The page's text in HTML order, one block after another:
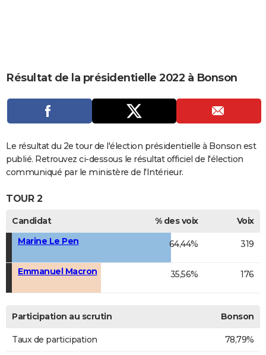
Carte de Noël
Carte Bonne année
Carte Saint-Valentin
Carte Pâques
Carte d'anniversaire
DICTIONNAIRE
COPAINS D'AVANT
Se connecter
Entreprises
Service militaire
Avis de recherche
Résultat de la présidentielle 2022 à Bonson
Le résultat du 2e tour de l'élection présidentielle à Bonson est
publié. Retrouvez ci-dessous le résultat officiel de l'élection
communiqué par le ministère de l'Intérieur.
TOUR 2
Candidat % des voix
Voix
Marine Le Pen
64,44% 319
Emmanuel Macron 35,56% 176
Participation au scrutin Bonson
Taux de participation 78,79%